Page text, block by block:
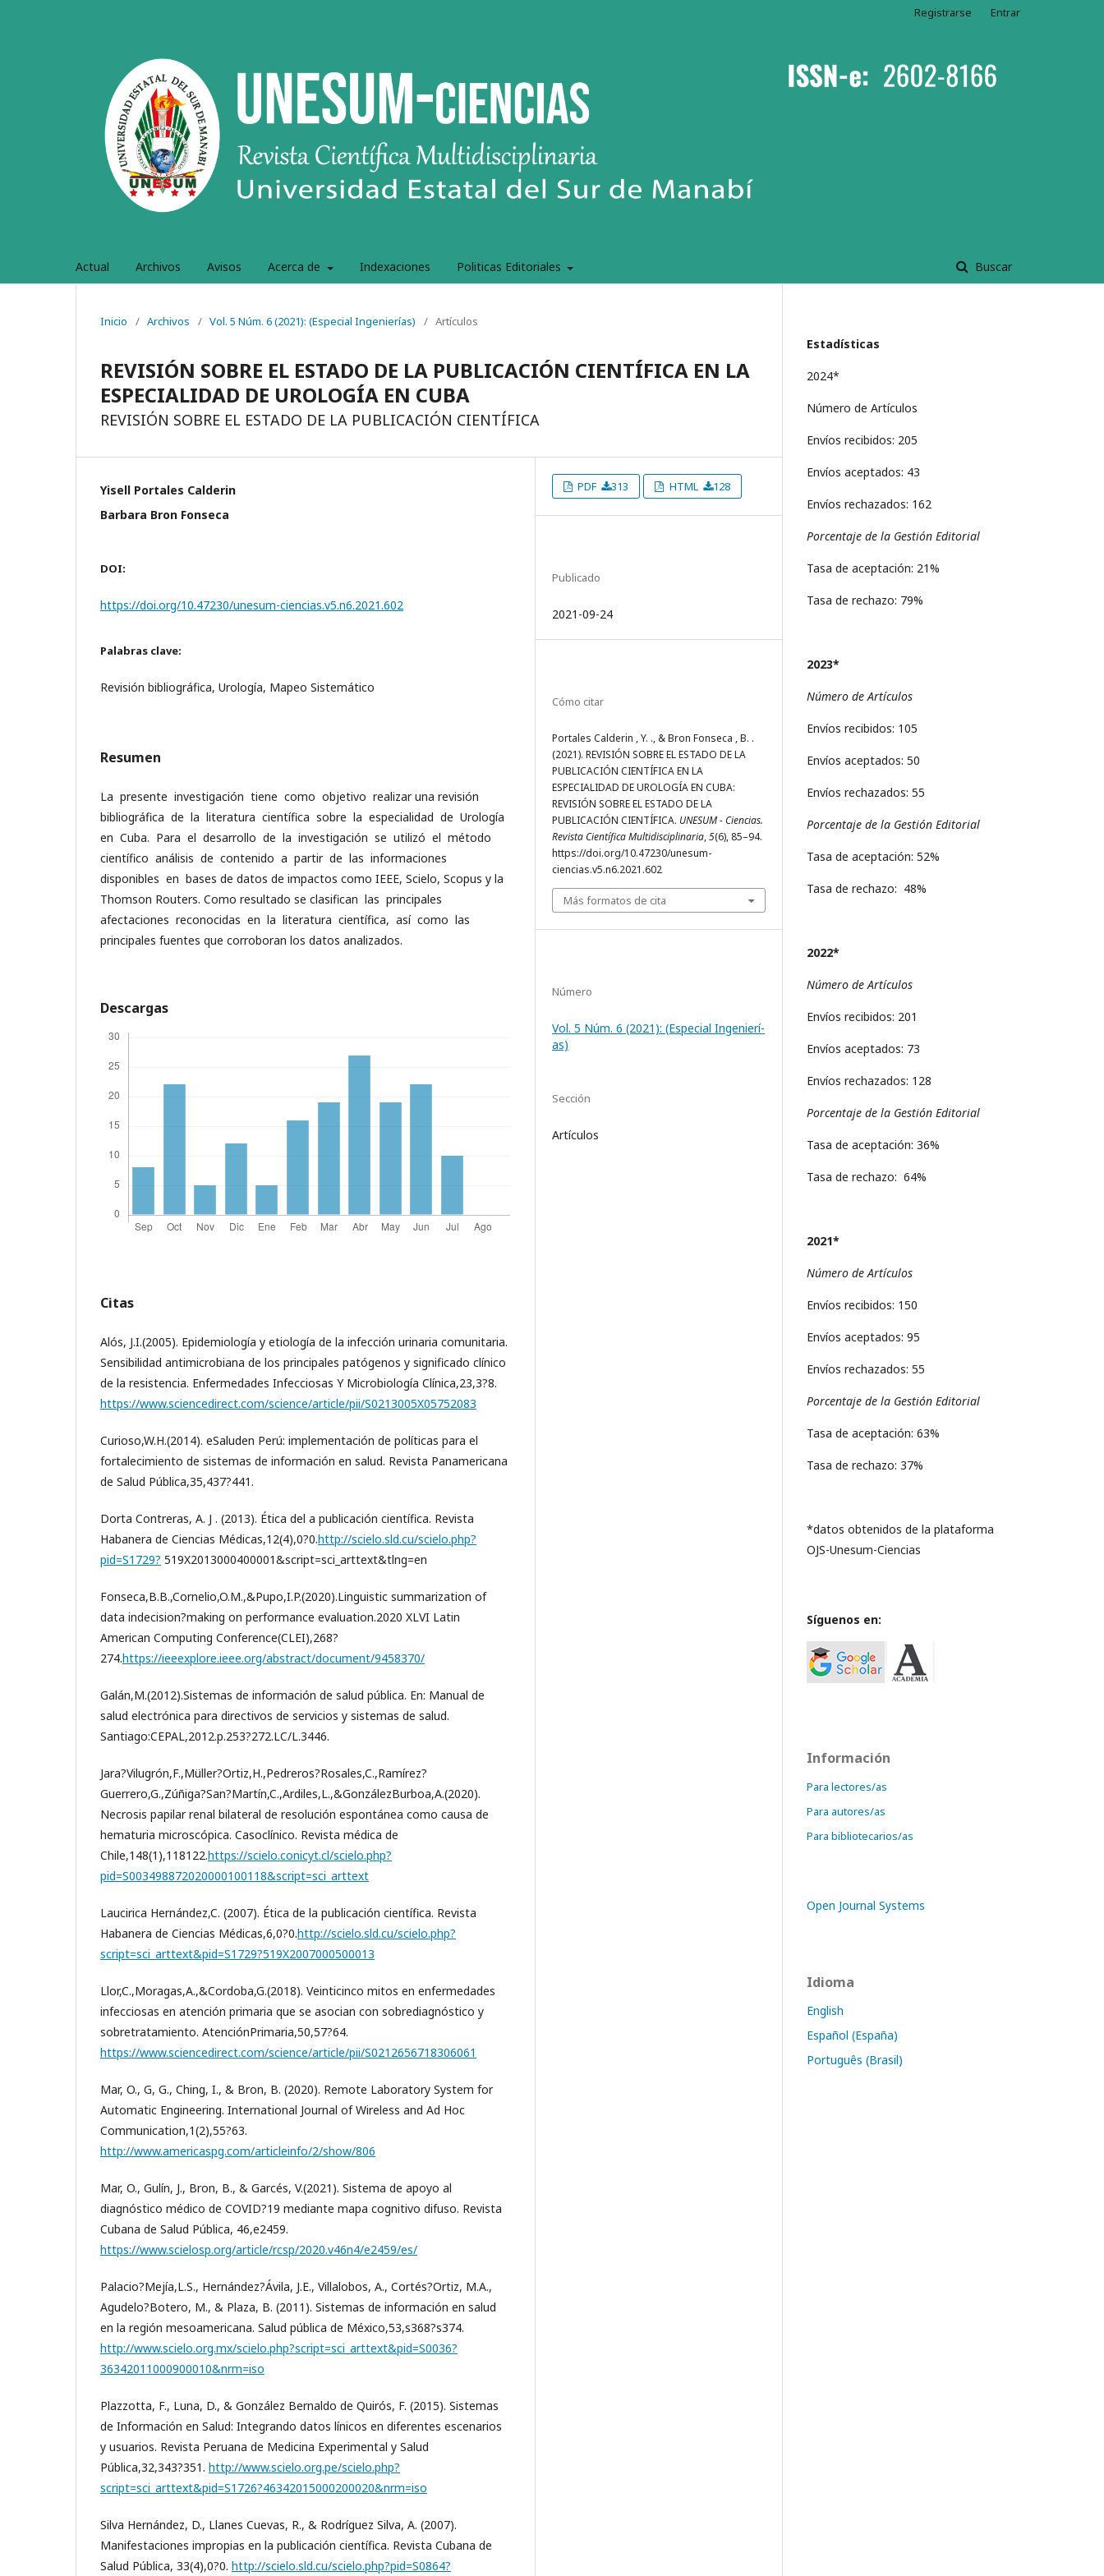
Actual Archivos Avisos Acerca de Indexaciones Politicas Editoriales Buscar
Registrarse Entrar
Inicio / Archivos / Vol. 5 Núm. 6 (2021): (Especial Ingenierí­as) / Artículos
REVISIÓN SOBRE EL ESTADO DE LA PUBLICACIÓN CIENTÍFICA EN LA
ESPECIALIDAD DE UROLOGÍA EN CUBA
REVISIÓN SOBRE EL ESTADO DE LA PUBLICACIÓN CIENTÍFICA
Yisell Portales Calderin
Barbara Bron Fonseca
DOI:
https://doi.org/10.47230/unesum-ciencias.v5.n6.2021.602
Palabras clave:
Revisión bibliográfica, Urología, Mapeo Sistemático
Resumen
La presente investigación tiene como objetivo realizar una revisión
bibliográfica de la literatura científica sobre la especialidad de Urología
en Cuba. Para el desarrollo de la investigación se utilizó el método
científico análisis de contenido a partir de las informaciones
disponibles en bases de datos de impactos como IEEE, Scielo, Scopus y la
Thomson Routers. Como resultado se clasifican las principales
afectaciones reconocidas en la literatura científica, así como las
principales fuentes que corroboran los datos analizados.
Descargas
Citas
Alós, J.I.(2005). Epidemiología y etiología de la infección urinaria comunitaria.
Sensibilidad antimicrobiana de los principales patógenos y significado clínico
de la resistencia. Enfermedades Infecciosas Y Microbiología Clínica,23,3?8.
https://www.sciencedirect.com/science/article/pii/S0213005X05752083
Curioso,W.H.(2014). eSaluden Perú: implementación de políticas para el
fortalecimiento de sistemas de información en salud. Revista Panamericana
de Salud Pública,35,437?441.
Dorta Contreras, A. J . (2013). Ética del a publicación científica. Revista
Habanera de Ciencias Médicas,12(4),0?0.http://scielo.sld.cu/scielo.php?
pid=S1729? 519X2013000400001&script=sci_arttext&tlng=en
Fonseca,B.B.,Cornelio,O.M.,&Pupo,I.P.(2020).Linguistic summarization of
data indecision?making on performance evaluation.2020 XLVI Latin
American Computing Conference(CLEI),268?
274.https://ieeexplore.ieee.org/abstract/document/9458370/
Galán,M.(2012).Sistemas de información de salud pública. En: Manual de
salud electrónica para directivos de servicios y sistemas de salud.
Santiago:CEPAL,2012.p.253?272.LC/L.3446.
Jara?Vilugrón,F.,Müller?Ortiz,H.,Pedreros?Rosales,C.,Ramírez?
Guerrero,G.,Zúñiga?San?Martín,C.,Ardiles,L.,&GonzálezBurboa,A.(2020).
Necrosis papilar renal bilateral de resolución espontánea como causa de
hematuria microscópica. Casoclínico. Revista médica de
Chile,148(1),118122.https://scielo.conicyt.cl/scielo.php?
pid=S003498872020000100118&script=sci_arttext
Laucirica Hernández,C. (2007). Ética de la publicación científica. Revista
Habanera de Ciencias Médicas,6,0?0.http://scielo.sld.cu/scielo.php?
script=sci_arttext&pid=S1729?519X2007000500013
Llor,C.,Moragas,A.,&Cordoba,G.(2018). Veinticinco mitos en enfermedades
infecciosas en atención primaria que se asocian con sobrediagnóstico y
sobretratamiento. AtenciónPrimaria,50,57?64.
https://www.sciencedirect.com/science/article/pii/S0212656718306061
Mar, O., G, G., Ching, I., & Bron, B. (2020). Remote Laboratory System for
Automatic Engineering. International Journal of Wireless and Ad Hoc
Communication,1(2),55?63.
http://www.americaspg.com/articleinfo/2/show/806
Mar, O., Gulín, J., Bron, B., & Garcés, V.(2021). Sistema de apoyo al
diagnóstico médico de COVID?19 mediante mapa cognitivo difuso. Revista
Cubana de Salud Pública, 46,e2459.
https://www.scielosp.org/article/rcsp/2020.v46n4/e2459/es/
Palacio?Mejía,L.S., Hernández?Ávila, J.E., Villalobos, A., Cortés?Ortiz, M.A.,
Agudelo?Botero, M., & Plaza, B. (2011). Sistemas de información en salud
en la región mesoamericana. Salud pública de México,53,s368?s374.
http://www.scielo.org.mx/scielo.php?script=sci_arttext&pid=S0036?
36342011000900010&nrm=iso
Plazzotta, F., Luna, D., & González Bernaldo de Quirós, F. (2015). Sistemas
de Información en Salud: Integrando datos línicos en diferentes escenarios
y usuarios. Revista Peruana de Medicina Experimental y Salud
Pública,32,343?351. http://www.scielo.org.pe/scielo.php?
script=sci_arttext&pid=S1726?46342015000200020&nrm=iso
Silva Hernández, D., Llanes Cuevas, R., & Rodríguez Silva, A. (2007).
Manifestaciones impropias en la publicación científica. Revista Cubana de
Salud Pública, 33(4),0?0. http://scielo.sld.cu/scielo.php?pid=S0864?
PDF 313 HTML 128
Publicado
2021-09-24
Cómo citar
Portales Calderin , Y. ., & Bron Fonseca , B. .
(2021). REVISIÓN SOBRE EL ESTADO DE LA
PUBLICACIÓN CIENTÍFICA EN LA
ESPECIALIDAD DE UROLOGÍA EN CUBA:
REVISIÓN SOBRE EL ESTADO DE LA
PUBLICACIÓN CIENTÍFICA. UNESUM - Ciencias.
Revista Científica Multidisciplinaria,5(6), 85–94.
https://doi.org/10.47230/unesum-
ciencias.v5.n6.2021.602
Más formatos de cita
Número
Vol. 5 Núm. 6 (2021): (Especial Ingenierí­
as)
Sección
Artículos
Estadísticas
2024*
Número de Artículos
Envíos recibidos: 205
Envíos aceptados: 43
Envíos rechazados: 162
Porcentaje de la Gestión Editorial
Tasa de aceptación: 21%
Tasa de rechazo: 79%
2023*
Número de Artículos
Envíos recibidos: 105
Envíos aceptados: 50
Envíos rechazados: 55
Porcentaje de la Gestión Editorial
Tasa de aceptación: 52%
Tasa de rechazo: 48%
2022*
Número de Artículos
Envíos recibidos: 201
Envíos aceptados: 73
Envíos rechazados: 128
Porcentaje de la Gestión Editorial
Tasa de aceptación: 36%
Tasa de rechazo: 64%
2021*
Número de Artículos
Envíos recibidos: 150
Envíos aceptados: 95
Envíos rechazados: 55
Porcentaje de la Gestión Editorial
Tasa de aceptación: 63%
Tasa de rechazo: 37%
*datos obtenidos de la plataforma
OJS-Unesum-Ciencias
Síguenos en:
Información
Para lectores/as
Para autores/as
Para bibliotecarios/as
Open Journal Systems
Idioma
English
Español (España)
Português (Brasil)